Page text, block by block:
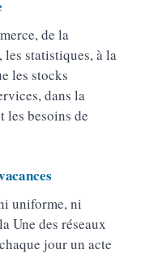
de la
statistiques, à la
les stocks
dans la
les besoins de
uniforme, ni
Une des réseaux
jour un acte